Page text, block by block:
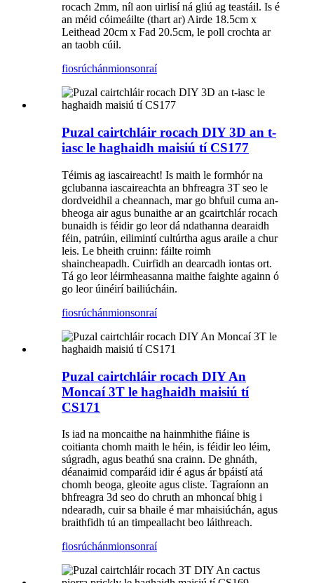
rocach 2mm, níl aon uirlisí ná gliú ag teastáil. Is é
an méid cóimeáilte (thart ar) Airde 18.5cm x
Leithead 20cm x Fad 20.5cm, le poll crochta ar
an taobh cúil.
fiosrúchánmionsonraí
Puzal cairtchláir rocach DIY 3D an t-
iasc le haghaidh maisiú tí CS177
Téimis ag iascaireacht! Is maith le formhór na
gclubanna iascaireachta an bhfreagra 3T seo le
dordveidhil a cheannach, mar go bhfuil cuma an-
bheoga air agus bunaithe ar an gcairtchlár rocach
bunaidh is féidir go leor dá ndathanna dearaidh
féin, patrúin, eilimintí cultúrtha agus araile a chur
leis. Le bheith cruinn: fáilte roimh
shaincheapadh. Cuirfidh an dearcadh iontas ort.
Tá go leor léirmheasanna maithe faighte againn ó
go leor úinéirí bailiúcháin.
fiosrúchánmionsonraí
Puzal cairtchláir rocach DIY An
Moncaí 3T le haghaidh maisiú tí
CS171
Is iad na moncaithe na hainmhithe fiáine is
coitianta chomh maith le héin, is féidir leo léim,
súgradh, agus beathú sna crainn. De ghnáth,
déanaimid comparáid idir é agus ár bpáistí atá
chomh beoga, gleoite agus cliste. Tagraíonn an
bhfreagra 3d seo do chruth an mhoncaí bhig i
ndearadh, cuir sa bhaile é mar mhaisiúchán, agus
braithfidh tú an timpeallacht beo láithreach.
fiosrúchánmionsonraí